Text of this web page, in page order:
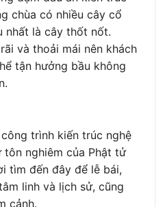
chùa có nhiều cây cổ
nhất là cây thốt nốt.
và thoải mái nên khách
tận hưởng bầu không
trình kiến trúc nghệ
nghiêm của Phật tử
tìm đến đây để lễ bái,
linh và lịch sử, cũng
cảnh.